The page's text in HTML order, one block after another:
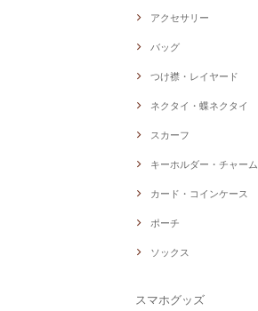
アクセサリー
バッグ
つけ襟・レイヤード
ネクタイ・蝶ネクタイ
スカーフ
キーホルダー・チャーム
カード・コインケース
ポーチ
ソックス
スマホグッズ